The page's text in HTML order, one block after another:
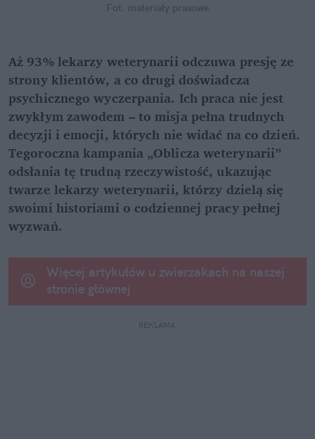
Fot. materiały prasowe
Aż 93% lekarzy weterynarii odczuwa presję ze
strony klientów, a co drugi doświadcza
psychicznego wyczerpania. Ich praca nie jest
zwykłym zawodem – to misja pełna trudnych
decyzji i emocji, których nie widać na co dzień.
Tegoroczna kampania „Oblicza weterynarii”
odsłania tę trudną rzeczywistość, ukazując
twarze lekarzy weterynarii, którzy dzielą się
swoimi historiami o codziennej pracy pełnej
wyzwań.
Więcej artykułów u zwierzakach na naszej
stronie głównej
REKLAMA